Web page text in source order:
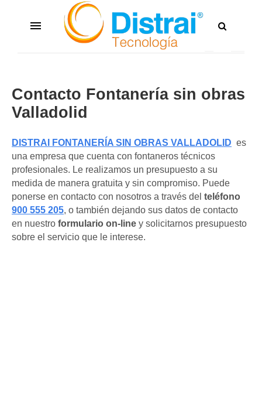
Contacto Fontanería sin obras
Valladolid
DISTRAI FONTANERÍA SIN OBRAS VALLADOLID es
una empresa que cuenta con fontaneros técnicos
profesionales. Le realizamos un presupuesto a su
medida de manera gratuita y sin compromiso. Puede
ponerse en contacto con nosotros a través del teléfono
900 555 205, o también dejando sus datos de contacto
en nuestro formulario on-line y solicitarnos presupuesto
sobre el servicio que le interese.